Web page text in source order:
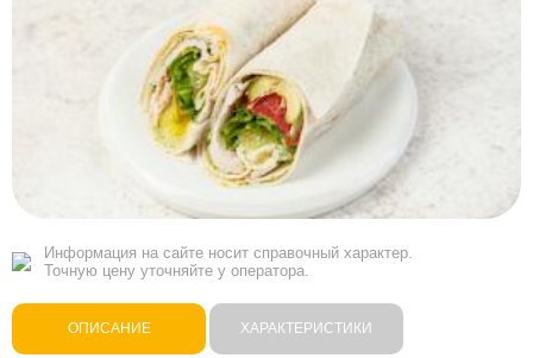
Информация на сайте носит справочный характер.
Точную цену уточняйте у оператора.
ОПИСАНИЕ ХАРАКТЕРИСТИКИ